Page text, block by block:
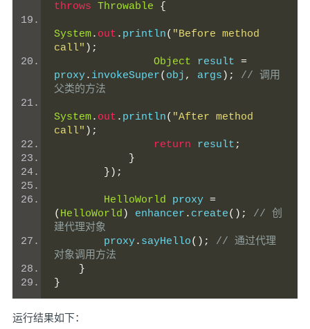
throws Throwable {
System. out . println( "Before method
call" );
Object result =
proxy. invokeSuper( obj , args );
// 调用
父类的方法
System. out . println( "After method
call" );
return result ;
}
});
HelloWorld proxy =
( HelloWorld ) enhancer . create();
// 创
建代理对象
        proxy
. sayHello();
// 通过代理
对象调用方法
}
}
运行结果如下：